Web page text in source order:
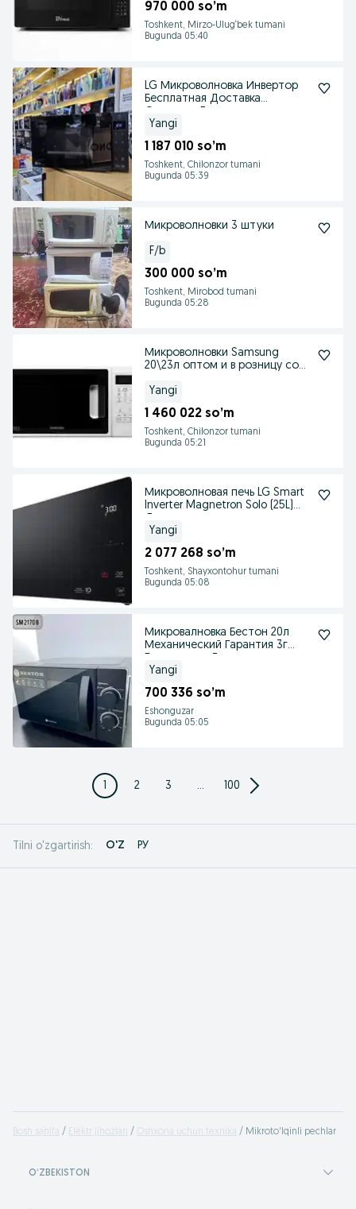
970 000 so’m
Toshkent, Mirzo-Ulug‘bek tumani
Bugunda 05:40
LG Микроволновка Инвертор
Бесплатная Доставка
Yangi
1 187 010 so’m
Toshkent, Chilonzor tumani
Bugunda 05:39
Микроволновки 3 штуки
F/b
300 000 so’m
Toshkent, Mirobod tumani
Bugunda 05:28
Микроволновки Samsung
20\23л оптом и в розницу со
Yangi
1 460 022 so’m
Toshkent, Chilonzor tumani
Bugunda 05:21
Микроволновая печь LG Smart
Inverter Magnetron Solo (25L)
Yangi
2 077 268 so’m
Toshkent, Shayxontohur tumani
Bugunda 05:08
Микровалновка Бестон 20л
Механический Гарантия 3г
Yangi
700 336 so’m
Eshonguzar
Bugunda 05:05
1 2 3 ... 100
Tilni o'zgartirish: O'Z РУ
Bosh sahifa Elektr jihozlari Oshxona uchun texnika Mikroto'lqinli pechlar
OʻZBEKISTON